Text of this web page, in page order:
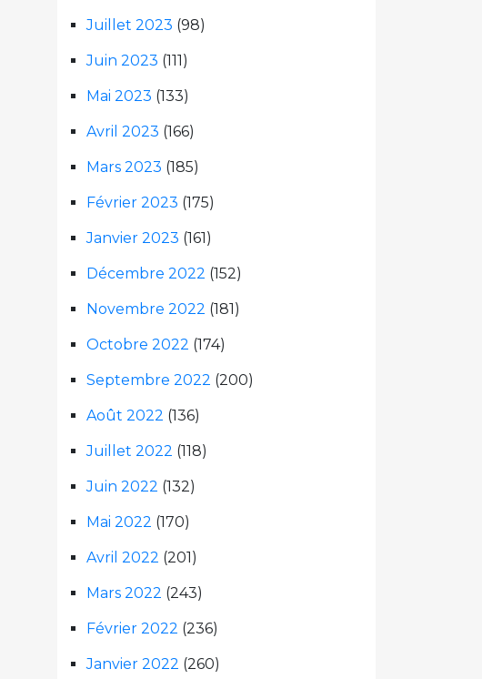
Juillet 2023 (98)
Juin 2023 (111)
Mai 2023 (133)
Avril 2023 (166)
Mars 2023 (185)
Février 2023 (175)
Janvier 2023 (161)
Décembre 2022 (152)
Novembre 2022 (181)
Octobre 2022 (174)
Septembre 2022 (200)
Août 2022 (136)
Juillet 2022 (118)
Juin 2022 (132)
Mai 2022 (170)
Avril 2022 (201)
Mars 2022 (243)
Février 2022 (236)
Janvier 2022 (260)